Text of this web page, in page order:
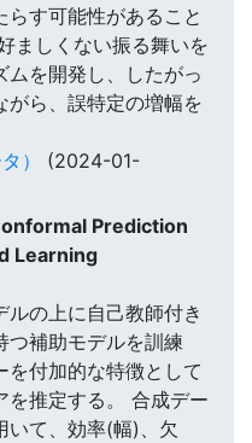
す可能性があること
ましくない振る舞いを
を開発し、したがっ
がら、誤特定の増幅を
）
(2024-01-
Prediction
Learning
の上に自己教師付き
つ補助モデルを訓練
を付加的な特徴として
を推定する。 合成デー
いて、効率(幅)、欠